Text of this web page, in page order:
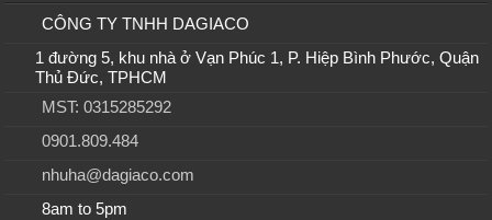
CÔNG TY TNHH DAGIACO
1 đường 5, khu nhà ở Vạn Phúc 1, P. Hiệp Bình Phước, Quận
Thủ Đức, TPHCM
MST: 0315285292
0901.809.484
nhuha@dagiaco.com
8am to 5pm